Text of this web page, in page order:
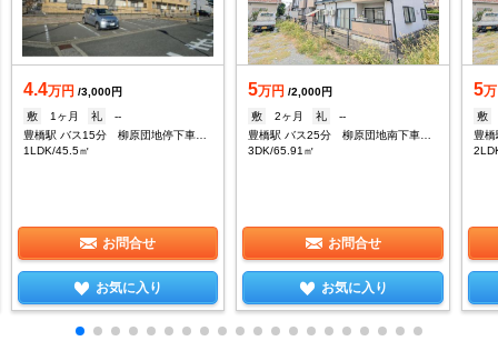
4.4万円 /3,000円
敷
1ヶ月 礼
--
豊橋駅 バス15分 柳原団地停下車：停歩1分
1LDK/45.5㎡
お問合せ
お気に入り
5万円 /2,000円
敷
2ヶ月 礼
--
3DK/65.91㎡
お問合せ
お気に入り
5
敷